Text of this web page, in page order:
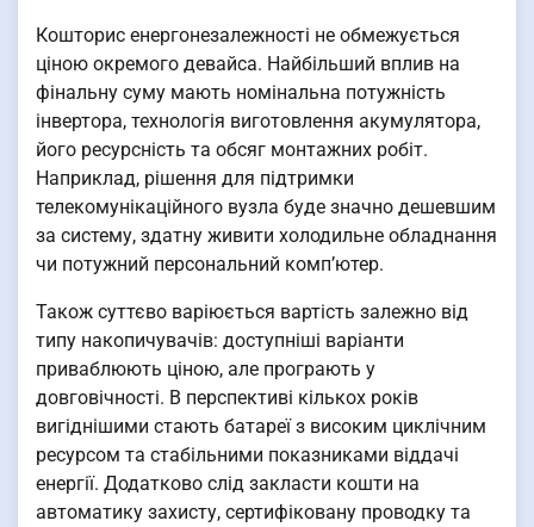
Кошторис енергонезалежності не обмежується
ціною окремого девайса. Найбільший вплив на
фінальну суму мають номінальна потужність
інвертора, технологія виготовлення акумулятора,
його ресурсність та обсяг монтажних робіт.
Наприклад, рішення для підтримки
телекомунікаційного вузла буде значно дешевшим
за систему, здатну живити холодильне обладнання
чи потужний персональний комп’ютер.
Також суттєво варіюється вартість залежно від
типу накопичувачів: доступніші варіанти
приваблюють ціною, але програють у
довговічності. В перспективі кількох років
вигіднішими стають батареї з високим циклічним
ресурсом та стабільними показниками віддачі
енергії. Додатково слід закласти кошти на
автоматику захисту, сертифіковану проводку та